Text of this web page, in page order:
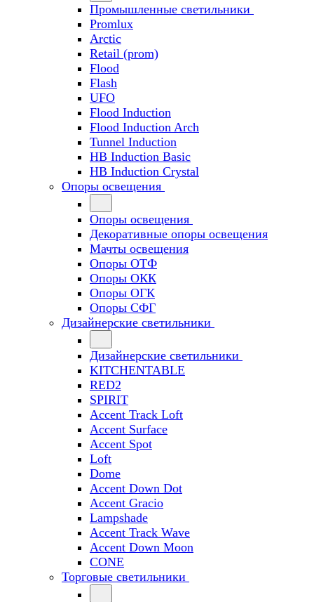
Промышленные светильники
Promlux
Arctic
Retail (prom)
Flood
Flash
UFO
Flood Induction
Flood Induction Arch
Tunnel Induction
HB Induction Basic
HB Induction Crystal
Опоры освещения
Опоры освещения
Декоративные опоры освещения
Мачты освещения
Опоры ОТФ
Опоры ОКК
Опоры ОГК
Опоры СФГ
Дизайнерские светильники
Дизайнерские светильники
KITCHENTABLE
RED2
SPIRIT
Accent Track Loft
Accent Surface
Accent Spot
Loft
Dome
Accent Down Dot
Accent Gracio
Lampshade
Accent Track Wave
Accent Down Moon
CONE
Торговые светильники